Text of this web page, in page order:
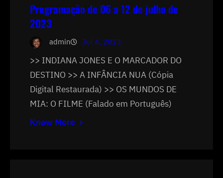
Programação de 06 a 12 de julho de
2023
admin Jul 4, 2023
>> INDIANA JONES E O MARCADOR DO
DESTINO >> A INFÂNCIA NUA (Cópia
Digital Restaurada) >> OS MUNDOS DE
MIA: O FILME (Falado em Português)
Know More